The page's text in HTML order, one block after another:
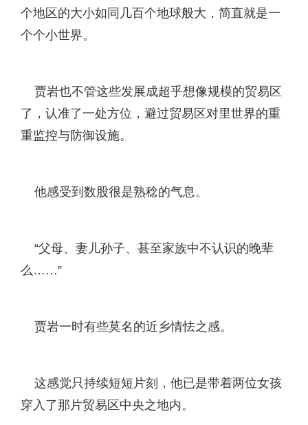
个地区的大小如同几百个地球般大，简直就是一
个个小世界。
贾岩也不管这些发展成超乎想像规模的贸易区
了，认准了一处方位，避过贸易区对里世界的重
重监控与防御设施。
他感受到数股很是熟稔的气息。
“父母、妻儿孙子、甚至家族中不认识的晚辈
么……”
贾岩一时有些莫名的近乡情怯之感。
这感觉只持续短短片刻，他已是带着两位女孩
穿入了那片贸易区中央之地内。